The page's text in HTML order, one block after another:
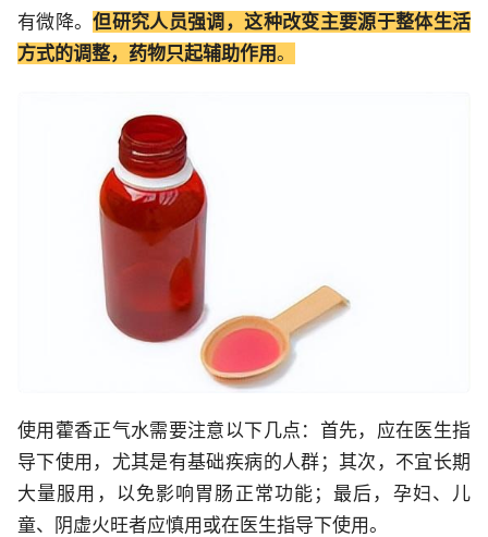
有微降。但研究人员强调，这种改变主要源于整体生活
方式的调整，药物只起辅助作用。
使用藿香正气水需要注意以下几点：首先，应在医生指
导下使用，尤其是有基础疾病的人群；其次，不宜长期
大量服用，以免影响胃肠正常功能；最后，孕妇、儿
童、阴虚火旺者应慎用或在医生指导下使用。